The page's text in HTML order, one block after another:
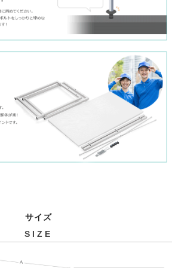
サイズ
SIZE